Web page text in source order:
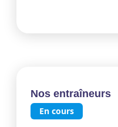
Nos entraîneurs
En cours